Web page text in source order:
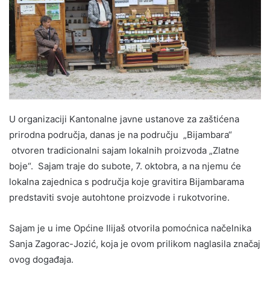
U organizaciji Kantonalne javne ustanove za zaštićena
prirodna područja, danas je na području „Bijambara“
otvoren tradicionalni sajam lokalnih proizvoda „Zlatne
boje“. Sajam traje do subote, 7. oktobra, a na njemu će
lokalna zajednica s područja koje gravitira Bijambarama
predstaviti svoje autohtone proizvode i rukotvorine.
Sajam je u ime Općine Ilijaš otvorila pomoćnica načelnika
Sanja Zagorac-Jozić, koja je ovom prilikom naglasila značaj
ovog događaja.